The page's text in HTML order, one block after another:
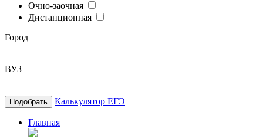
Очно-заочная
Дистанционная
Город
ВУЗ
Подобрать Калькулятор ЕГЭ
Главная